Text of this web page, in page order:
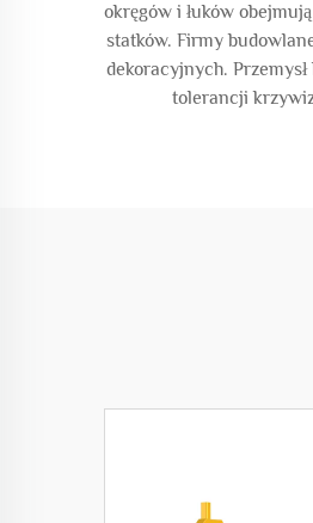
okręgów i łuków
statków. Firmy
dekoracyjnych.
tolerancji